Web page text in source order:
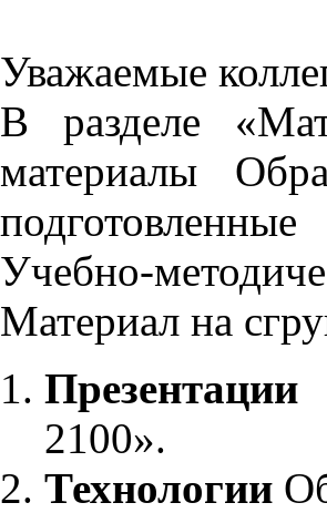
Уважаемые
В разделе
материалы
Учебно-
Материал на
2100».
Технологии